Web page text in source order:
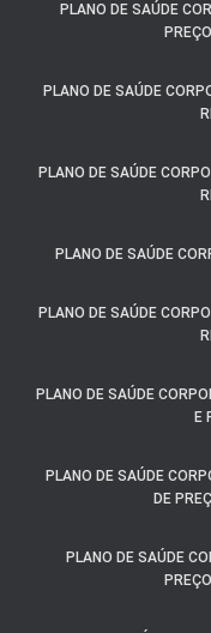
PLANO DE SAÚDE
PLANO DE SAÚDE
PLANO DE SAÚDE
PLANO DE SAÚDE
PLANO DE SAÚDE
PLANO DE SAÚDE
E
PLANO DE SAÚDE
DE
PLANO DE SAÚDE